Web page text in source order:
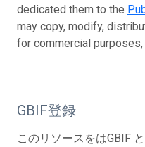
dedicated them to the
may copy, modify,
for commercial
GBIF登録
このリソースをはGBIF